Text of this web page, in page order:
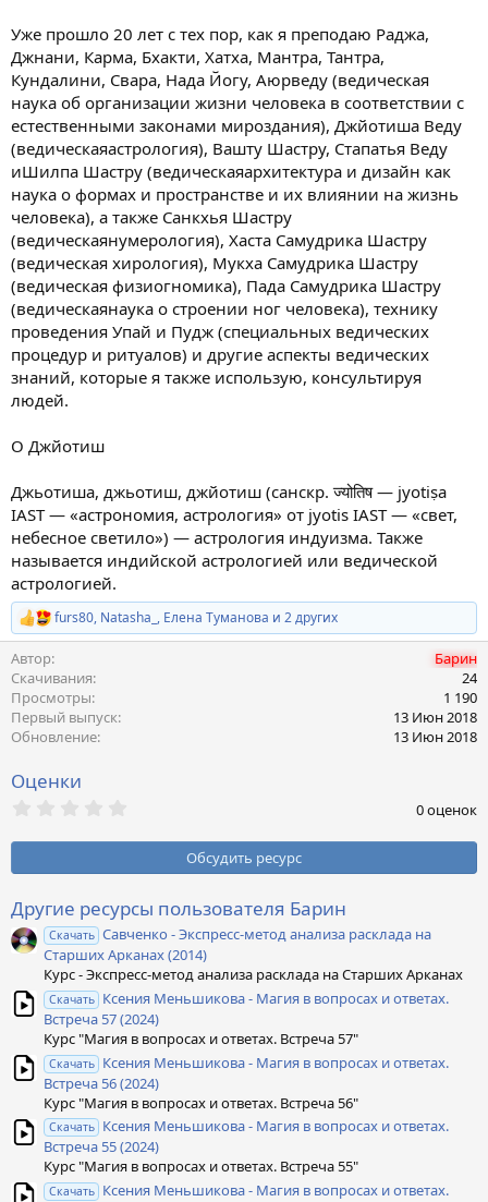
Уже прошло 20 лет с тех пор, как я преподаю Раджа,
Джнани, Карма, Бхакти, Хатха, Мантра, Тантра,
Кундалини, Свара, Нада Йогу, Аюрведу (ведическая
наука об организации жизни человека в соответствии с
естественными законами мироздания), Джйотиша Веду
(ведическаяастрология), Вашту Шастру, Стапатья Веду
иШилпа Шастру (ведическаяархитектура и дизайн как
наука о формах и пространстве и их влиянии на жизнь
человека), а также Санкхья Шастру
(ведическаянумерология), Хаста Самудрика Шастру
(ведическая хирология), Мукха Самудрика Шастру
(ведическая физиогномика), Пада Самудрика Шастру
(ведическаянаука о строении ног человека), технику
проведения Упай и Пудж (специальных ведических
процедур и ритуалов) и другие аспекты ведических
знаний, которые я также использую, консультируя
людей.
О Джйотиш
Джьотиша, джьотиш, джйотиш (санскр. ज्योतिष — jyotiṣa
IAST — «астрономия, астрология» от jyotis IAST — «свет,
небесное светило») — астрология индуизма. Также
называется индийской астрологией или ведической
астрологией.
Р
е
а
к
ц
и
и
:
furs80, Natasha_ , Елена Туманова и 2 других
Автор
Барин
Скачивания
24
Просмотры
1 190
Первый выпуск
13 Июн 2018
Обновление
13 Июн 2018
Оценки
0
з
ё
з
д
0 оценок
Обсудить ресурс
Другие ресурсы пользователя Барин
Скачать Савченко - Экспресс-метод анализа расклада на
Старших Арканах (2014)
Курс - Экспресс-метод анализа расклада на Старших Арканах
Скачать Ксения Меньшикова - Магия в вопросах и ответах.
Встреча 57 (2024)
Курс "Магия в вопросах и ответах. Встреча 57"
Скачать Ксения Меньшикова - Магия в вопросах и ответах.
Встреча 56 (2024)
Курс "Магия в вопросах и ответах. Встреча 56"
Скачать Ксения Меньшикова - Магия в вопросах и ответах.
Встреча 55 (2024)
Курс "Магия в вопросах и ответах. Встреча 55"
Скачать Ксения Меньшикова - Магия в вопросах и ответах.